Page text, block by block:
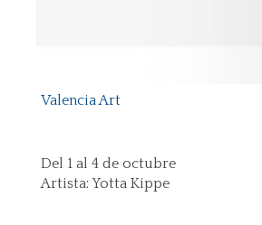
Valencia Art
Del 1 al 4 de octubre
Artista: Yotta Kippe